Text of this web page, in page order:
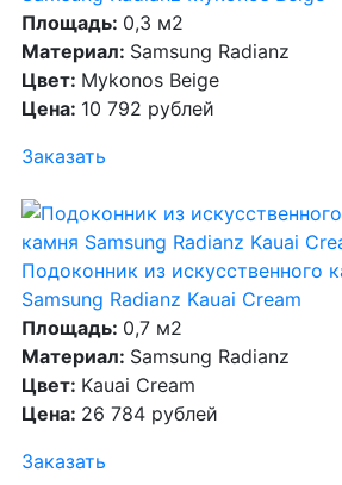
Площадь: 0,3 м2
Материал: Samsung Radianz
Цвет: Mykonos Beige
Цена: 10 792 рублей
Заказать
Подоконник из искусственного
Samsung Radianz Kauai Cream
Площадь: 0,7 м2
Материал: Samsung Radianz
Цвет: Kauai Cream
Цена: 26 784 рублей
Заказать